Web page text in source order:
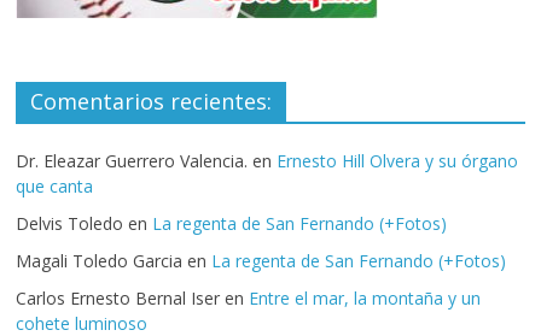
Comentarios recientes:
Dr. Eleazar Guerrero Valencia. en Ernesto Hill Olvera y su órgano
que canta
Delvis Toledo en La regenta de San Fernando (+Fotos)
Magali Toledo Garcia en La regenta de San Fernando (+Fotos)
Carlos Ernesto Bernal Iser en Entre el mar, la montaña y un
cohete luminoso